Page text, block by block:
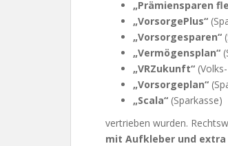
„Prämiensparen
„VorsorgePlus“
„Vorsorgesparen“
„Vermögensplan“
„VRZukunft“
„Vorsorgeplan“
„Scala“ (Sparkasse)
vertrieben wurden.
mit Aufkleber und